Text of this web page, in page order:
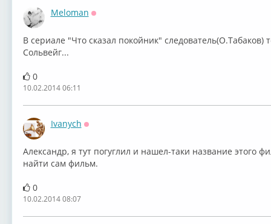
Meloman
В сериале "Что сказал покойник"
Сольвейг...
0
10.02.2014 06:11
Ivanych
Александр, я тут погуглил и нашел-таки название этого
найти сам фильм.
0
10.02.2014 08:07